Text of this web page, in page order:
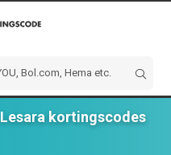
Lesara kortingscodes